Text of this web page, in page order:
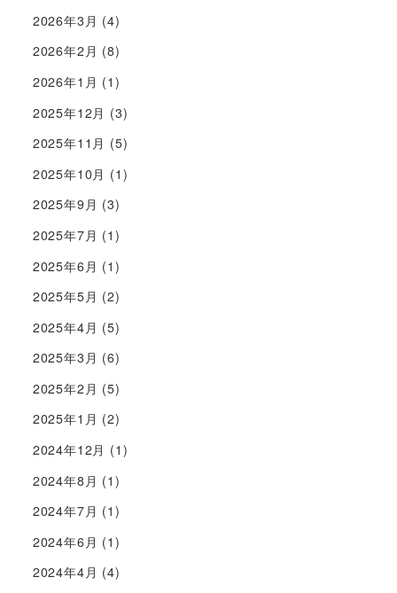
2026年3月 (4)
2026年2月 (8)
2026年1月 (1)
2025年12月 (3)
2025年11月 (5)
2025年10月 (1)
2025年9月 (3)
2025年7月 (1)
2025年6月 (1)
2025年5月 (2)
2025年4月 (5)
2025年3月 (6)
2025年2月 (5)
2025年1月 (2)
2024年12月 (1)
2024年8月 (1)
2024年7月 (1)
2024年6月 (1)
2024年4月 (4)